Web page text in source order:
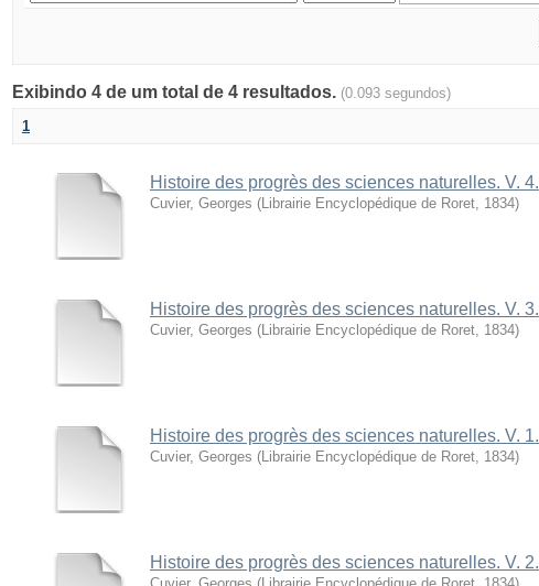
Exibindo 4 de um total de 4 resultados. (0.093 segundos)
1
Histoire des progrès des sciences naturelles. V. 4.
Cuvier, Georges (Librairie Encyclopédique de Roret, 1834)
Histoire des progrès des sciences naturelles. V. 3.
Cuvier, Georges (Librairie Encyclopédique de Roret, 1834)
Histoire des progrès des sciences naturelles. V. 1.
Cuvier, Georges (Librairie Encyclopédique de Roret, 1834)
Histoire des progrès des sciences naturelles. V. 2.